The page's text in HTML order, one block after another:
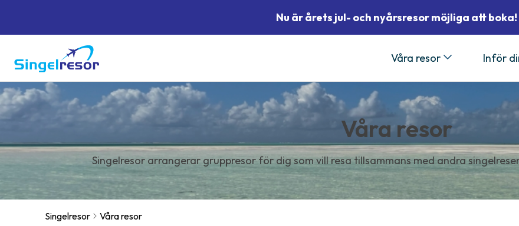
Nu är årets jul- och nyårsresor möjliga att boka!
Våra resor Inför
Våra resor
Singelresor arrangerar gruppresor för dig som vill resa tillsammans med andra
Singelresor Våra resor